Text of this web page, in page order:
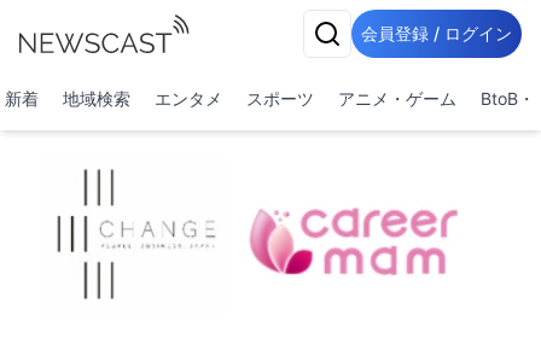
会員登録 / ログイン
新着 地域検索 エンタメ スポーツ アニメ・ゲーム BtoB・